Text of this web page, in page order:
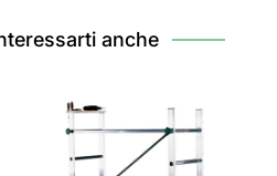
anche